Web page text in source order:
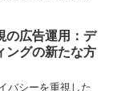
の広告運用：デ
ングの新たな方
バシーを重視した